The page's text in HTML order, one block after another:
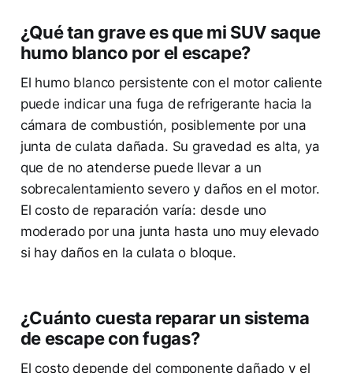
¿Qué tan grave es que mi SUV saque
humo blanco por el escape?
El humo blanco persistente con el motor caliente
puede indicar una fuga de refrigerante hacia la
cámara de combustión, posiblemente por una
junta de culata dañada. Su gravedad es alta, ya
que de no atenderse puede llevar a un
sobrecalentamiento severo y daños en el motor.
El costo de reparación varía: desde uno
moderado por una junta hasta uno muy elevado
si hay daños en la culata o bloque.
¿Cuánto cuesta reparar un sistema
de escape con fugas?
El costo depende del componente dañado y el